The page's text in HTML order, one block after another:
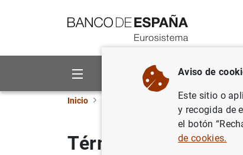
Sobre el Banco Áreas
Inicio Estadísticas de la A
Términos que
Aviso de
Este sitio o
y recogida de
el botón
de cookies.